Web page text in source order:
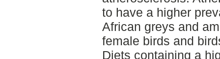
to have a higher
African greys and
female birds and
Diets containing a